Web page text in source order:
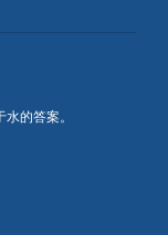
的答案。